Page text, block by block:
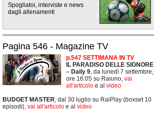
Spogliatoi, interviste e news
dagli allenamenti
Pagina 546 - Magazine TV
p.547 SETTIMANA IN TV
IL PARADISO DELLE SIGNORE
– Daily 9 , da lunedì 7 settembre,
ore 16:05 su Raiuno, vai
all'articolo e al video
BUDGET MASTER , dal 30 luglio su RaiPlay (boxset 10
episodi), vai all'articolo e al video